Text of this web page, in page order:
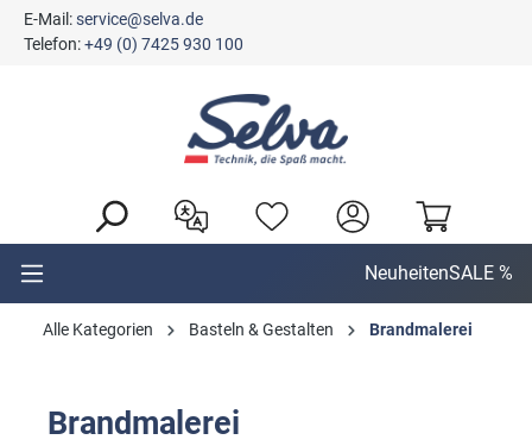
springen
E-Mail:service@selva.de
Telefon:+49 (0) 7425 930 100
NeuheitenSALE %
Alle Kategorien Basteln & Gestalten Brandmalerei
Brandmalerei